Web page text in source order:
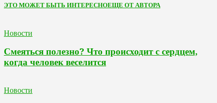
ЭТО МОЖЕТ БЫТЬ ИНТЕРЕСНОЕЩЕ ОТ АВТОРА
Новости
Смеяться полезно? Что происходит с сердцем,
когда человек веселится
Новости